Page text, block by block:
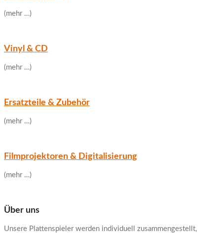
(mehr …)
Vinyl & CD
(mehr …)
Ersatzteile & Zubehör
(mehr …)
Filmprojektoren & Digitalisierung
(mehr …)
Über uns
Unsere Plattenspieler werden individuell zusammengestellt,